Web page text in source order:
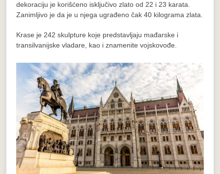
dekoraciju je korišćeno isključivo zlato od 22 i 23 karata.
Zanimljivo je da je u njega ugrađeno čak 40 kilograma zlata.
Krase je 242 skulpture koje predstavljaju mađarske i
transilvanijske vladare, kao i znamenite vojskovođe.